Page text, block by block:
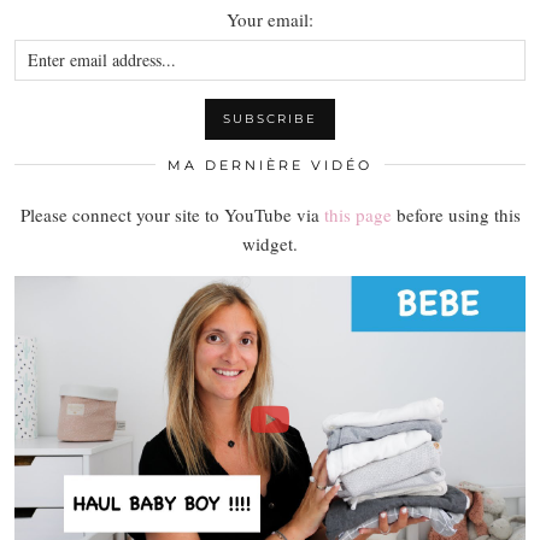
Your email:
MA DERNIÈRE VIDÉO
Please connect your site to YouTube via this page before using this
widget.